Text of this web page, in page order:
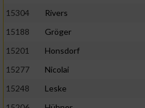
15304
Rivers
15188
Gröger
15201
Honsdorf
15277
Nicolai
15248
Leske